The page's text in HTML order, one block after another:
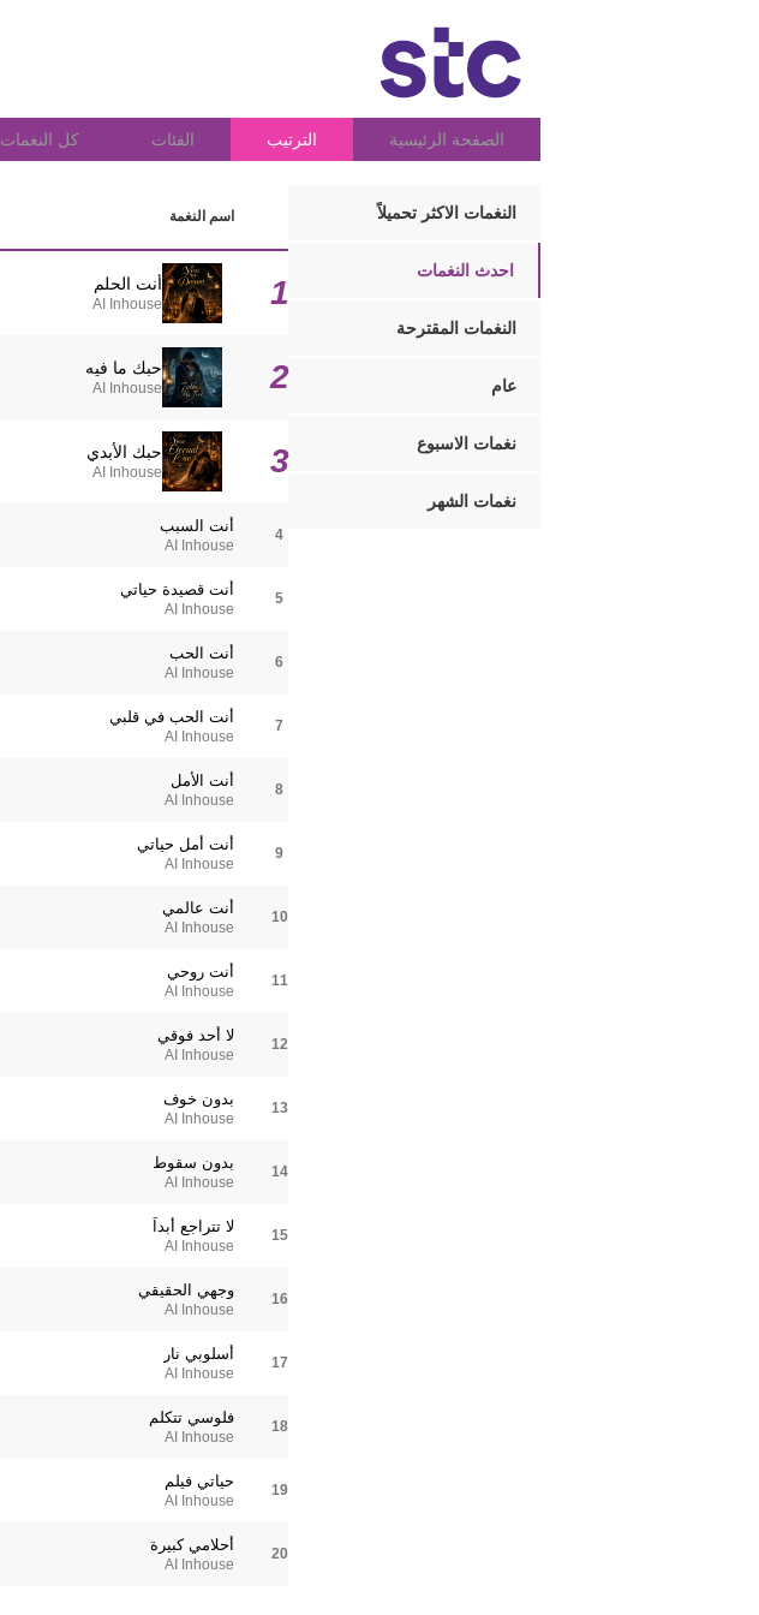
الصفحة الرئيسية الترتيب الفئات كل النغمات
النغمات الاكثر تحميلاً
احدث النغمات
النغمات المقترحة
عام
نغمات الاسبوع
نغمات الشهر
اسم النغمة
1 أنت الحلم
AI Inhouse
2 حبك ما فيه
AI Inhouse
3 حبك الأبدي
AI Inhouse
4 أنت السبب
AI Inhouse
5 أنت قصيدة حياتي
AI Inhouse
6 أنت الحب
AI Inhouse
7 أنت الحب في قلبي
AI Inhouse
8 أنت الأمل
AI Inhouse
9 أنت أمل حياتي
AI Inhouse
10 أنت عالمي
AI Inhouse
11 أنت روحي
AI Inhouse
12 لا أحد فوقي
AI Inhouse
13 بدون خوف
AI Inhouse
14 بدون سقوط
AI Inhouse
15 لا تتراجع أبداً
AI Inhouse
16 وجهي الحقيقي
AI Inhouse
17 أسلوبي نار
AI Inhouse
18 فلوسي تتكلم
AI Inhouse
19 حياتي فيلم
AI Inhouse
20 أحلامي كبيرة
AI Inhouse